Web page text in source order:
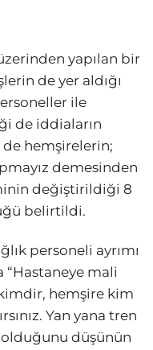
yapılan bir
de yer aldığı
ile
de iddiaların
de hemşirelerin;
demesinden
değiştirildiği 8
belirtildi.
personeli ayrımı
“Hastaneye mali
hemşire kim
Yan yana tren
olduğunu düşünün